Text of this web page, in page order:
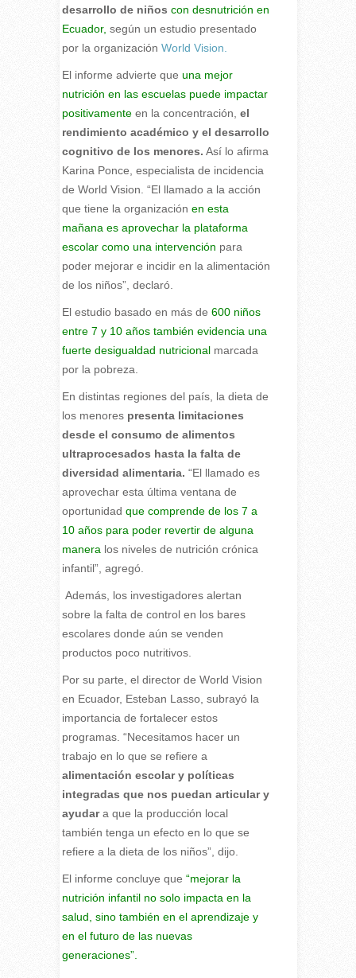
desarrollo de niños con desnutrición en
Ecuador, según un estudio presentado
por la organización World Vision.
El informe advierte que una mejor
nutrición en las escuelas puede impactar
positivamenteen la concentración, el
rendimiento académico y el desarrollo
cognitivo de los menores. Así lo afirma
Karina Ponce, especialista de incidencia
de World Vision. “El llamado a la acción
que tiene la organización en esta
mañana es aprovechar la plataforma
escolar como una intervención para
poder mejorar e incidir en la alimentación
de los niños”, declaró.
El estudio basado en más de 600 niños
entre 7 y 10 años también evidencia una
fuerte desigualdad nutricionalmarcada
por la pobreza.
En distintas regiones del país, la dieta de
los menores presenta limitaciones
desde el consumo de alimentos
ultraprocesados hasta la falta de
diversidad alimentaria. “El llamado es
aprovechar esta última ventana de
oportunidad que comprende de los 7 a
10 años para poder revertir de alguna
manera los niveles de nutrición crónica
infantil”, agregó.
Además, los investigadores alertan
sobre la falta de control en los bares
escolares donde aún se venden
productos poco nutritivos.
Por su parte, el director de World Vision
en Ecuador, Esteban Lasso, subrayó la
importancia de fortalecer estos
programas. “Necesitamos hacer un
trabajo en lo que se refiere a
alimentación escolar y políticas
integradas que nos puedan articular y
ayudara que la producción local
también tenga un efecto en lo que se
refiere a la dieta de los niños”, dijo.
El informe concluye que “mejorar la
nutrición infantil no solo impacta en la
salud, sino también en el aprendizaje y
en el futuro de las nuevas
generaciones”.